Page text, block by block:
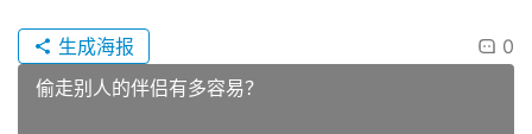
0
生成海报
偷走别人的伴侣有多容易？